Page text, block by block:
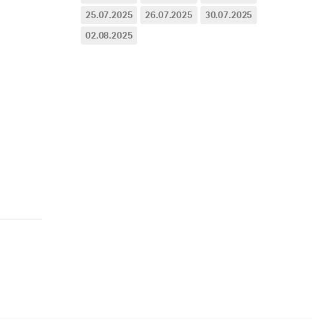
25.07.2025
26.07.2025
30.07.2025
02.08.2025